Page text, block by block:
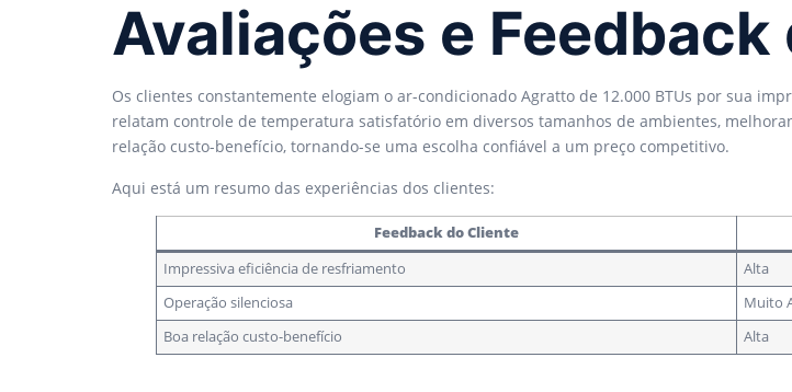
Avaliações e
Os clientes constantemente elogiam o ar-condicionado Agratto de 12.000 BTUs por sua
relatam controle de temperatura satisfatório em diversos tamanhos de ambientes,
relação custo-benefício, tornando-se uma escolha confiável a um preço competitivo.
Aqui está um resumo das experiências dos clientes:
Feedback do Cliente
Impressiva eficiência de resfriamento
Alta
Operação silenciosa
Muito
Boa relação custo-benefício
Alta